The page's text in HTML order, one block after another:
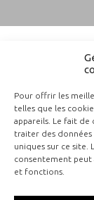
Pour offrir les
telles que les
appareils. Le fait
traiter des
uniques sur ce site.
consentement
et fonctions.
Contactar
Notas legales